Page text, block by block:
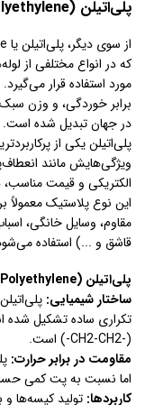
پلی‌اتیلن (Polyethylene)
که در انواع مختلفی از
مورد استفاده قرار
برابر خوردگی، و وزن
در جهان تبدیل شده است.
پلی‌اتیلن یکی از
ویژگی‌هایش مانند
الکتریکی و قیمت
این نوع پلاستیک معمولاً
مقاوم، وسایل خانگی،
قاشق و ...) استفاده
پلی‌اتیلن (Polyethylene)
ساختار شیمیایی:
تکراری ساده تشکیل شده
(-CH2-CH2-) است.
مقاومت در برابر حرارت:
اما نسبت به پت کمی
کاربردها: تولید کیسه‌ها